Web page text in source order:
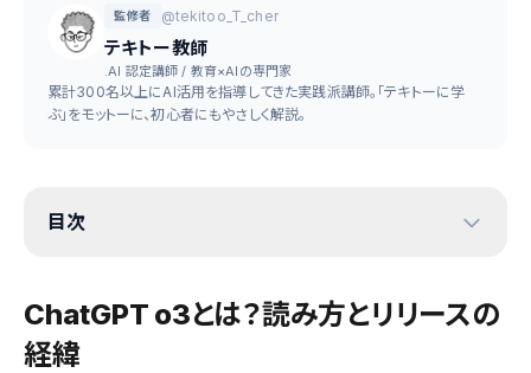
監修者 @tekitoo_T_cher
テキトー教師
.AI 認定講師 / 教育×AIの専門家
累計300名以上にAI活用を指導してきた実践派講師。「テキトーに学
ぶ」をモットーに、初心者にもやさしく解説。
目次
ChatGPT o3とは？読み方とリリースの
経緯